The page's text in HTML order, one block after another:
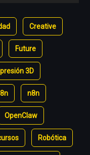
Creative
Future
3D
n8n
OpenClaw
Robótica